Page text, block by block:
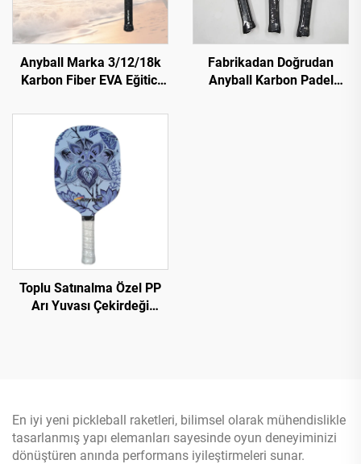
Anyball Marka 3/12/18k
Karbon Fiber EVA Eğitici
Plaj Tenis Raketi
Fabrikadan Doğrudan
Anyball Karbon Padel
Toplu Satınalma Özel PP
Arı Yuvası Çekirdeği
En iyi yeni pickleball raketleri, bilimsel olarak mühendislikle
tasarlanmış yapı elemanları sayesinde oyun deneyiminizi
dönüştüren anında performans iyileştirmeleri sunar.